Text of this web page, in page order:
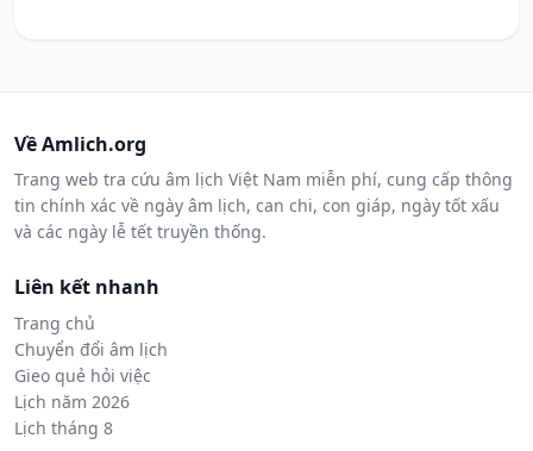
Về Amlich.org
Trang web tra cứu âm lịch Việt Nam miễn phí, cung cấp thông
tin chính xác về ngày âm lịch, can chi, con giáp, ngày tốt xấu
và các ngày lễ tết truyền thống.
Liên kết nhanh
Trang chủ
Chuyển đổi âm lịch
Gieo quẻ hỏi việc
Lịch năm 2026
Lịch tháng 8